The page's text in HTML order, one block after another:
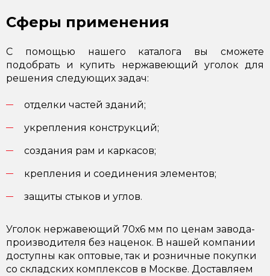
Сферы применения
С помощью нашего каталога вы сможете
подобрать и купить нержавеющий уголок для
решения следующих задач:
отделки частей зданий;
укрепления конструкций;
создания рам и каркасов;
крепления и соединения элементов;
защиты стыков и углов.
Уголок нержавеющий 70х6 мм по ценам завода-
производителя без наценок. В нашей компании
доступны как оптовые, так и розничные покупки
со складских комплексов в Москве. Доставляем